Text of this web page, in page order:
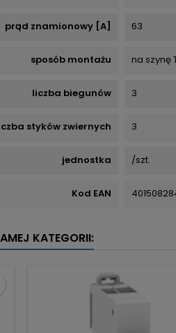
prąd znamionowy [A] 63
sposób montażu na szynę
liczba biegunów 3
styków zwiernych 3
jednostka /szt.
Kod EAN
KATEGORII: